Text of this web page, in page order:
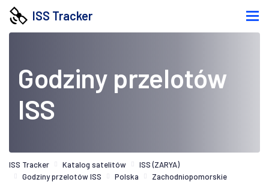
ISS Tracker
Godziny przelotów
ISS
ISS Tracker Katalog satelitów
ISS (ZARYA)
Godziny przelotów ISS
Polska
Zachodniopomorskie